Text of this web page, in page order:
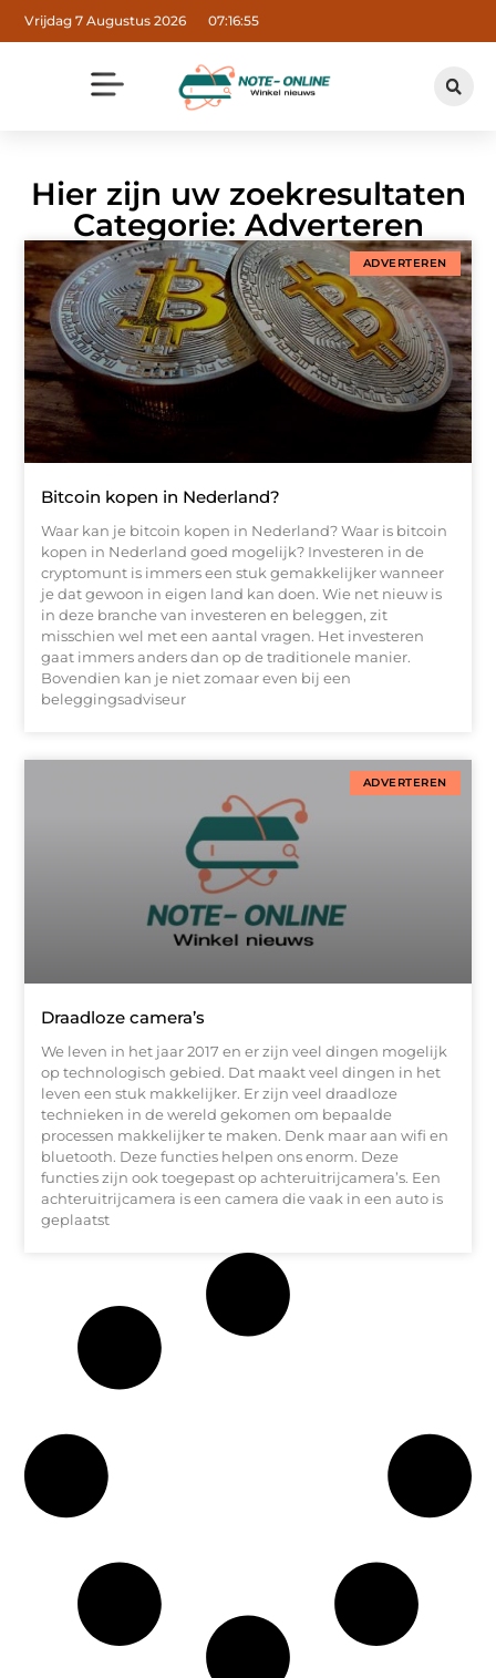
Vrijdag 7 Augustus 2026 07:16:55
Hier zijn uw zoekresultaten
Categorie: Adverteren
ADVERTEREN
Bitcoin kopen in Nederland?
Waar kan je bitcoin kopen in Nederland? Waar is bitcoin
kopen in Nederland goed mogelijk? Investeren in de
cryptomunt is immers een stuk gemakkelijker wanneer
je dat gewoon in eigen land kan doen. Wie net nieuw is
in deze branche van investeren en beleggen, zit
misschien wel met een aantal vragen. Het investeren
gaat immers anders dan op de traditionele manier.
Bovendien kan je niet zomaar even bij een
beleggingsadviseur
ADVERTEREN
Draadloze camera’s
We leven in het jaar 2017 en er zijn veel dingen mogelijk
op technologisch gebied. Dat maakt veel dingen in het
leven een stuk makkelijker. Er zijn veel draadloze
technieken in de wereld gekomen om bepaalde
processen makkelijker te maken. Denk maar aan wifi en
bluetooth. Deze functies helpen ons enorm. Deze
functies zijn ook toegepast op achteruitrijcamera’s. Een
achteruitrijcamera is een camera die vaak in een auto is
geplaatst